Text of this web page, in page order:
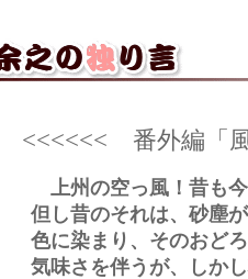
<<<<<< 番外編 「
上州の空っ風！昔も
但し昔のそれは、砂塵
色に染まり、そのおど
気味さを伴うが、しか